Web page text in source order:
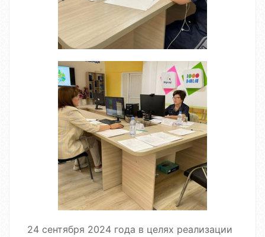
24 сентября 2024 года в целях реализации